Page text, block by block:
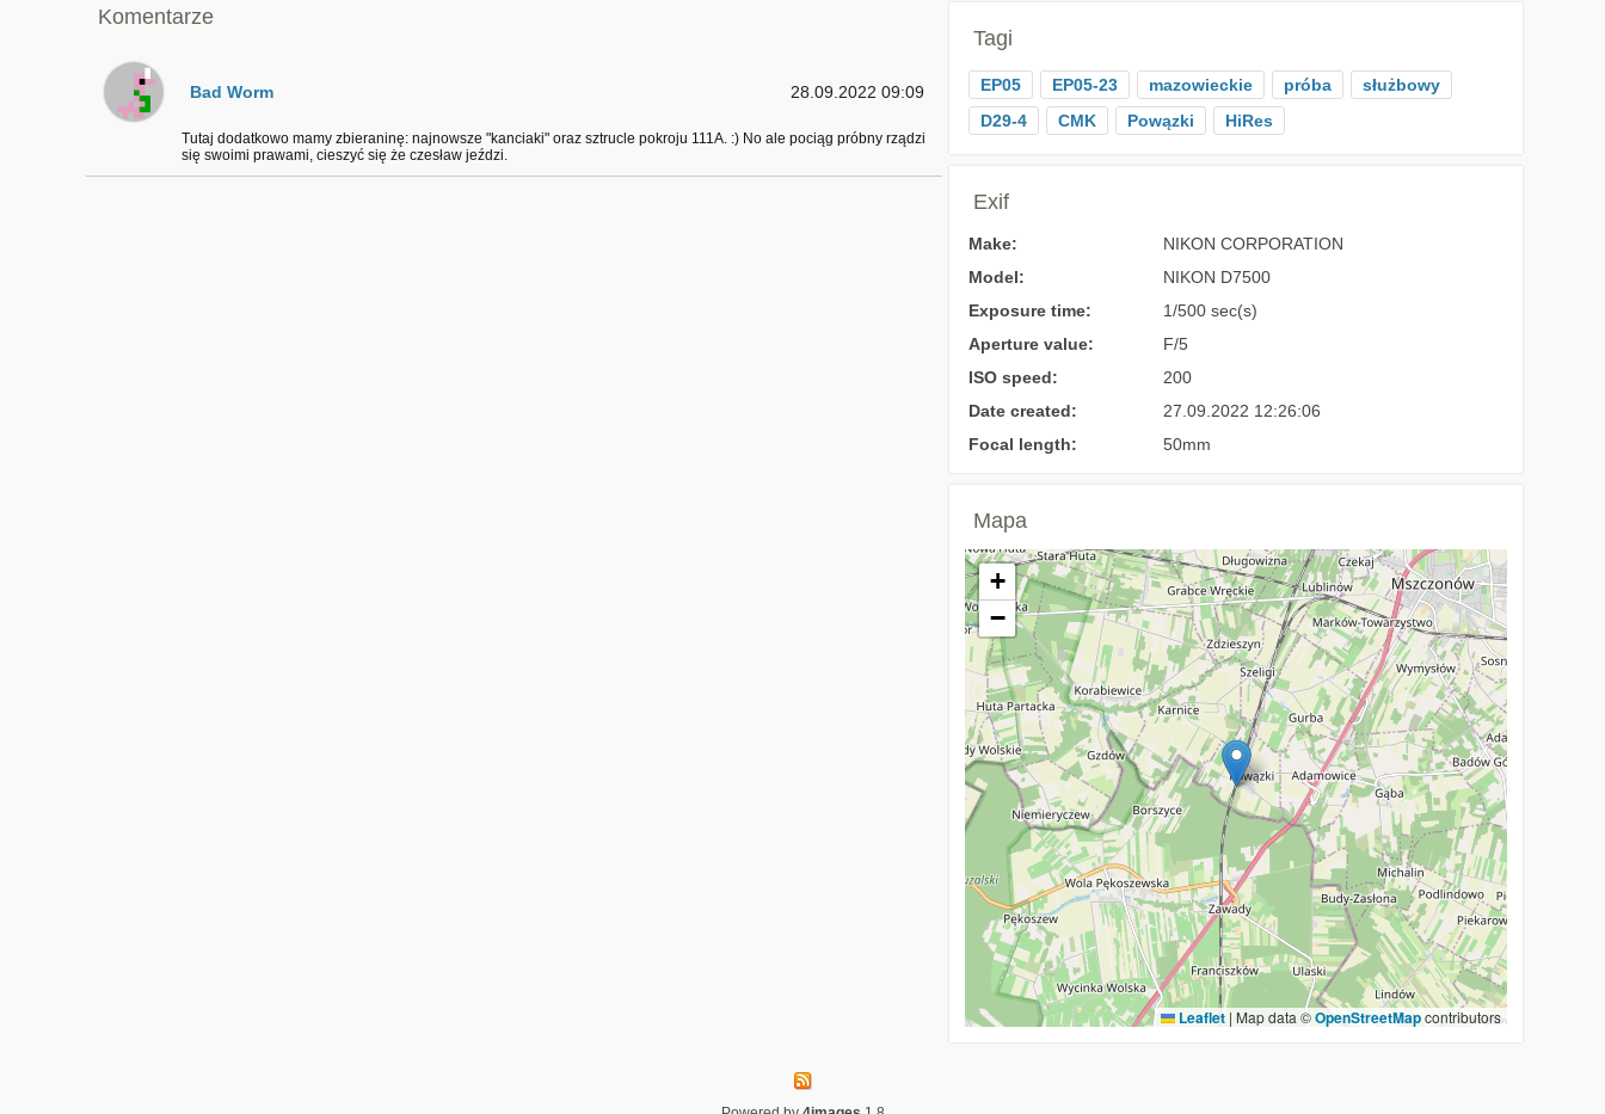
Komentarze
Bad Worm 28.09.2022 09:09
Tutaj dodatkowo mamy zbieraninę: najnowsze "kanciaki" oraz sztrucle pokroju 111A. :) No ale pociąg próbny rządzi
się swoimi prawami, cieszyć się że czesław jeździ.
Tagi
EP05 EP05-23 mazowieckie próba
służbowy
D29-4
CMK Powązki HiRes
Exif
Make:
NIKON CORPORATION
Model:
NIKON D7500
Exposure time:
1/500 sec(s)
Aperture value:
F/5
ISO speed:
200
Date created:
27.09.2022 12:26:06
Focal length:
50mm
Mapa
+
−
Leaflet | Map data ©OpenStreetMapcontributors